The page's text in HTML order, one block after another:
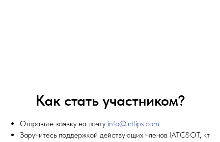
Как стать участником?
Отправьте заявку на почту info@intlips.com
Заручитесь поддержкой действующих членов IATC&OT, кт